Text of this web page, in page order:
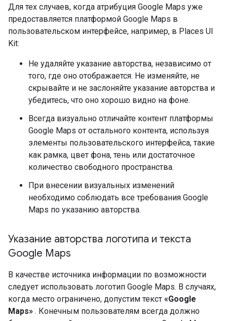
Для тех случаев, когда атрибуция Google Maps уже
предоставляется платформой Google Maps в
пользовательском интерфейсе, например, в Places UI
Kit:
Не удаляйте указание авторства, независимо от
того, где оно отображается. Не изменяйте, не
скрывайте и не заслоняйте указание авторства и
убедитесь, что оно хорошо видно на фоне.
Всегда визуально отличайте контент платформы
Google Maps от остального контента, используя
элементы пользовательского интерфейса, такие
как рамка, цвет фона, тень или достаточное
количество свободного пространства.
При внесении визуальных изменений
необходимо соблюдать все требования Google
Maps по указанию авторства.
Указание авторства логотипа и текста
Google Maps
В качестве источника информации по возможности
следует использовать логотип Google Maps. В случаях,
когда место ограничено, допустим текст «Google
Maps» . Конечным пользователям всегда должно